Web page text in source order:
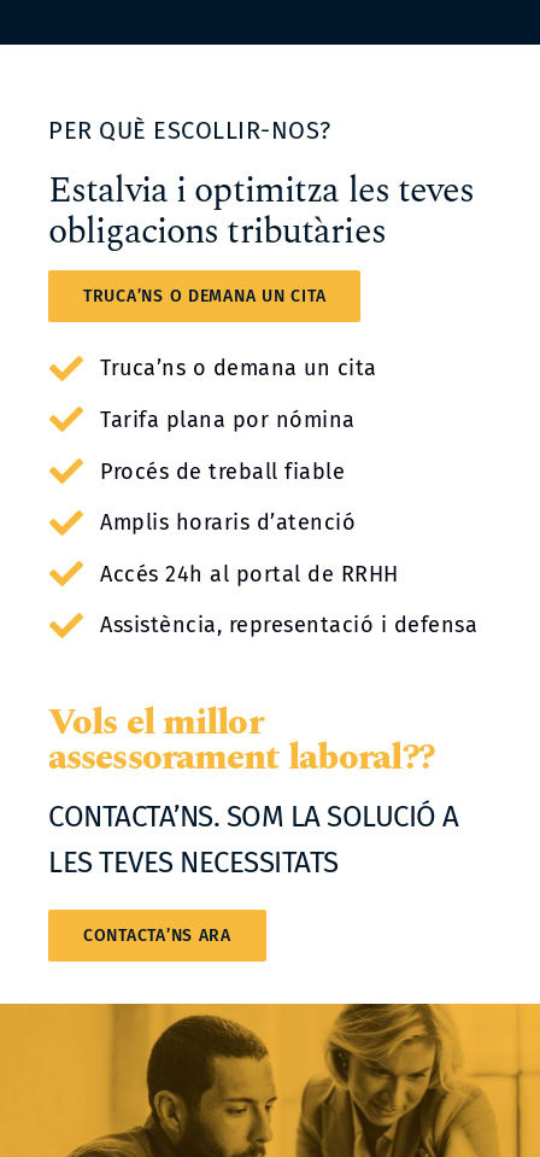
PER QUÈ ESCOLLIR-NOS?
Estalvia i optimitza les teves
obligacions tributàries
TRUCA’NS O DEMANA UN CITA
Truca’ns o demana un cita
Tarifa plana por nómina
Procés de treball fiable
Amplis horaris d’atenció
Accés 24h al portal de RRHH
Assistència, representació i defensa
Vols el millor
assessorament laboral??
CONTACTA’NS. SOM LA SOLUCIÓ A
LES TEVES NECESSITATS
CONTACTA’NS ARA